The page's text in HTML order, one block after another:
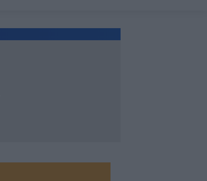
Hôtellerie